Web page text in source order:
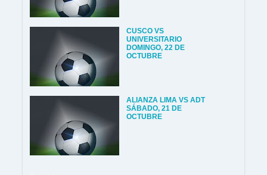
CUSCO VS
UNIVERSITARIO
DOMINGO, 22 DE
OCTUBRE
ALIANZA LIMA VS ADT
SÁBADO, 21 DE
OCTUBRE